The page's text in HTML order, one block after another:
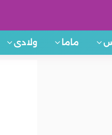
ماما ولادى